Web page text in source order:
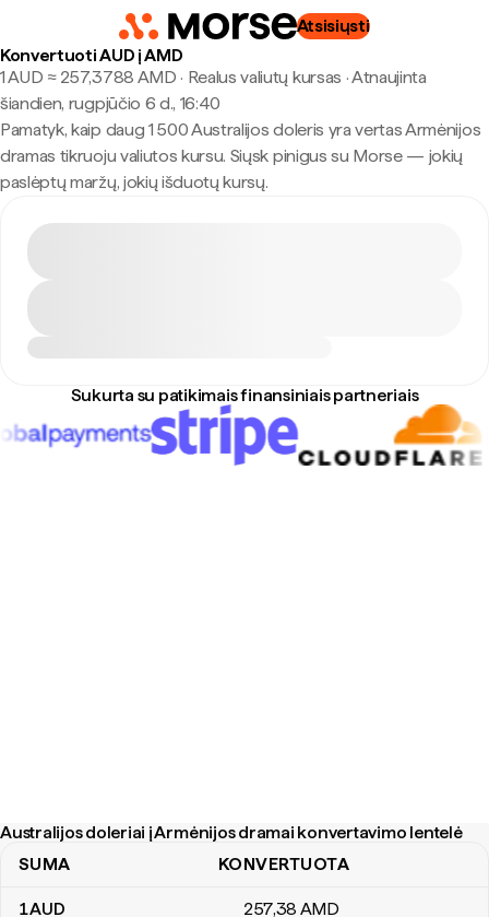
Atsisiųsti
Konvertuoti AUD į AMD
1 AUD ≈ 257,3788 AMD · Realus valiutų kursas ·Atnaujinta
šiandien, rugpjūčio 6 d., 16:40
Pamatyk, kaip daug 1 500 Australijos doleris yra vertas Armėnijos
dramas tikruoju valiutos kursu. Siųsk pinigus su Morse — jokių
paslėptų maržų, jokių išduotų kursų.
Sukurta su patikimais finansiniais partneriais
Australijos doleriai į Armėnijos dramai konvertavimo lentelė
Australijos doleriai į Armėnijos dramai konvertavimo lentelė
SUMA KONVERTUOTA
1AUD 257,38 AMD